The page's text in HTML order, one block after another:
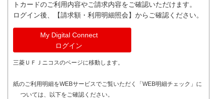
トカードのご利用内容やご請求内容をご確認いただけます。
ログイン後、【請求額・利用明細照会】からご確認ください。
My Digital Connect
ログイン
三菱ＵＦＪニコスのページに移動します。
紙のご利用明細をWEBサービスでご覧いただく「WEB明細チェック」に
ついては、以下をご確認ください。